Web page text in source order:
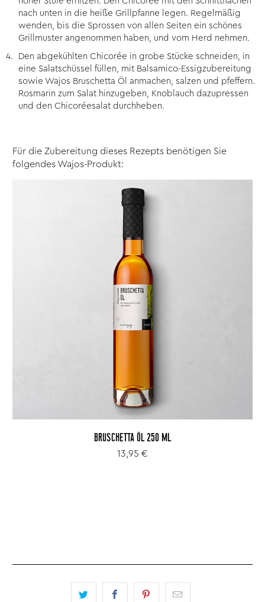
nach unten in die heiße Grillpfanne legen. Regelmäßig
wenden, bis die Sprossen von allen Seiten ein schönes
Grillmuster angenommen haben, und vom Herd nehmen.
Den abgekühlten Chicorée in grobe Stücke schneiden, in
eine Salatschüssel füllen, mit Balsamico-Essigzubereitung
sowie Wajos Bruschetta Öl anmachen, salzen und pfeffern.
Rosmarin zum Salat hinzugeben, Knoblauch dazupressen
und den Chicoréesalat durchheben.
Für die Zubereitung dieses Rezepts benötigen Sie
folgendes Wajos-Produkt:
BRUSCHETTA ÖL 250 ML
13,95 €